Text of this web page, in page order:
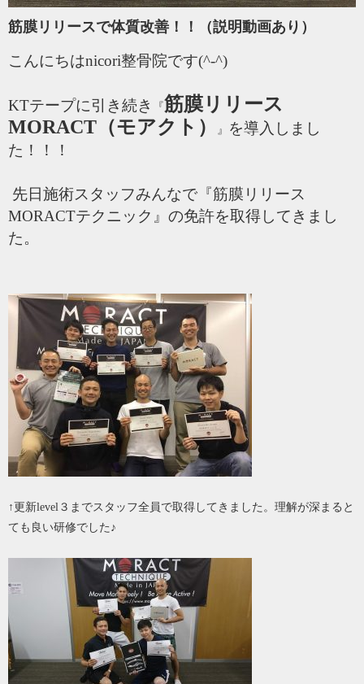
筋膜リリースで体質改善！！（説明動画あり）
こんにちはnicori整骨院です(^-^)
KTテープに引き続き 『筋膜リリース
MORACT（モアクト）
』
を導入しまし
た！！！
先日施術スタッフみんなで『筋膜リリース
MORACTテクニック』の免許を取得してきまし
た。
↑更新level３までスタッフ全員で取得してきました。理解が深まると
ても良い研修でした♪